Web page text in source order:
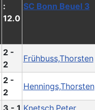
:
12.0
SC Bonn Beuel 3
2 -
2
Frühbuss,Thorsten
2 -
2
Hennings,Thorsten